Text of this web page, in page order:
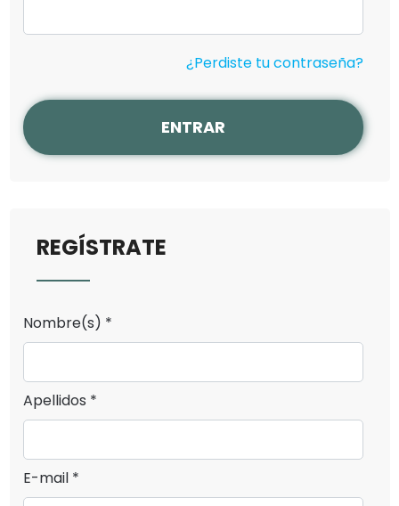
¿Perdiste tu contraseña?
ENTRAR
REGÍSTRATE
Nombre(s) *
Apellidos *
E-mail *